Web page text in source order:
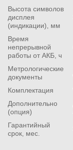
Высота символов
дисплея
(индикации), мм
Время
непрерывной
работы от АКБ, ч
Метрологические
документы
Комплектация
Дополнительно
(опция)
Гарантийный
срок, мес.